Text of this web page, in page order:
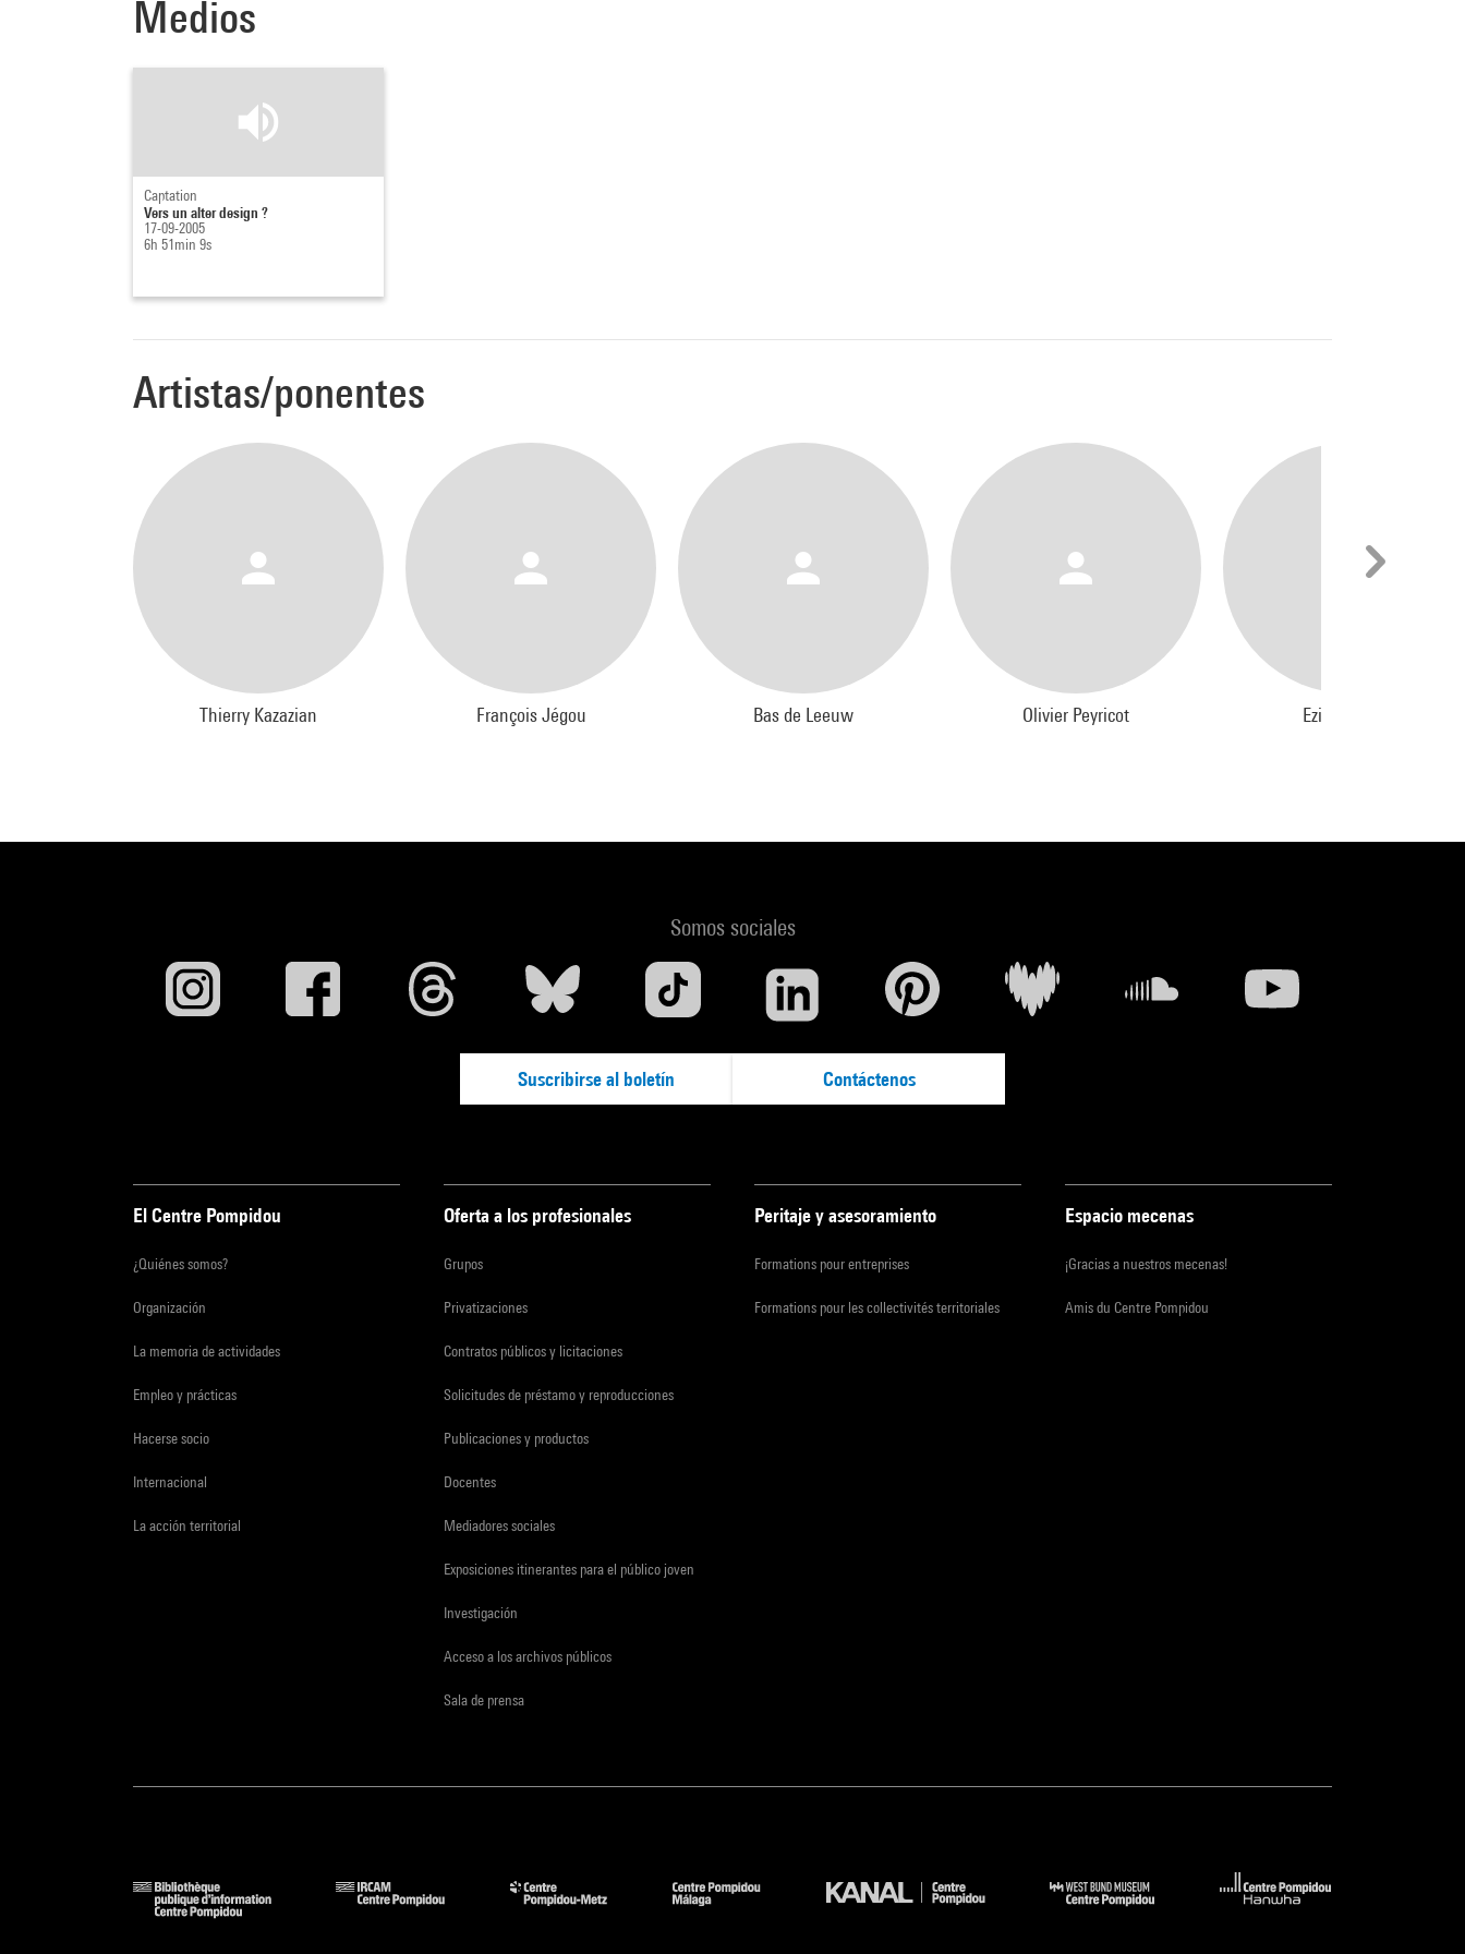
Medios
Captation
Vers un alter design ?
17-09-2005
6h 51min 9s
Artistas/ponentes
Thierry Kazazian François Jégou Bas de Leeuw Olivier Peyricot Ezio Manzini
Somos sociales
Suscribirse al boletín Contáctenos
El Centre Pompidou
¿Quiénes somos?
Organización
La memoria de actividades
Empleo y prácticas
Hacerse socio
Internacional
La acción territorial
Oferta a los profesionales
Grupos
Privatizaciones
Contratos públicos y licitaciones
Solicitudes de préstamo y reproducciones
Publicaciones y productos
Docentes
Mediadores sociales
Exposiciones itinerantes para el público joven
Investigación
Acceso a los archivos públicos
Sala de prensa
Peritaje y asesoramiento
Formations pour entreprises
Formations pour les collectivités territoriales
Espacio mecenas
¡Gracias a nuestros mecenas!
Amis du Centre Pompidou